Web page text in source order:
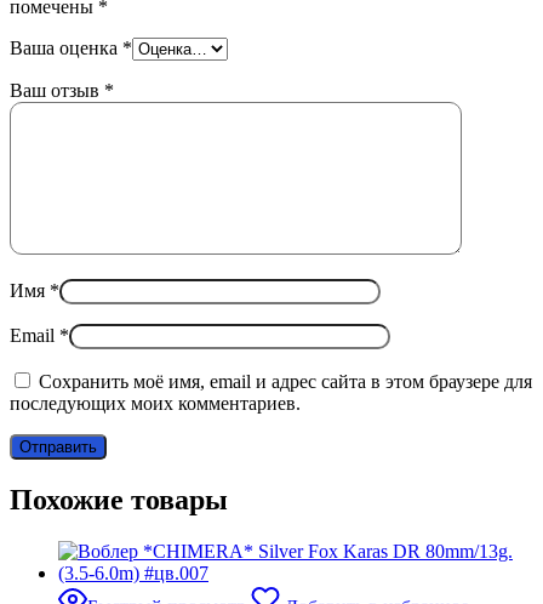
помечены *
Ваша оценка *
Ваш отзыв *
Имя *
Email *
Сохранить моё имя, email и адрес сайта в этом браузере для
последующих моих комментариев.
Похожие товары